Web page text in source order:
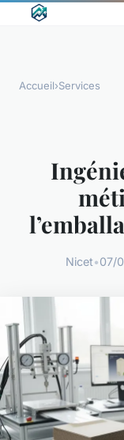
Accueil›Services
Nicet•07/